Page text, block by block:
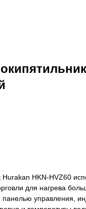
Hurakan HKN-HVZ60
для нагрева
панелью управления,